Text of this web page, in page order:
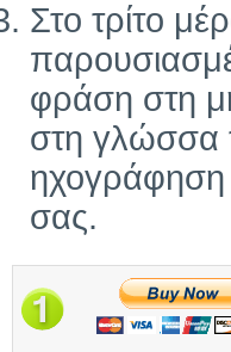
Στο τρίτο
φράση στη
στη γλώσσα
ηχογράφηση
σας.